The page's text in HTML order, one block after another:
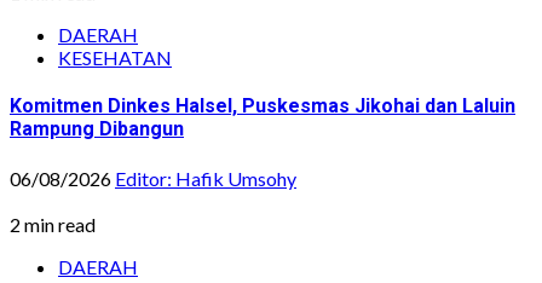
DAERAH
KESEHATAN
Komitmen Dinkes Halsel, Puskesmas Jikohai dan Laluin
Rampung Dibangun
06/08/2026 Editor: Hafik Umsohy
2 min read
DAERAH